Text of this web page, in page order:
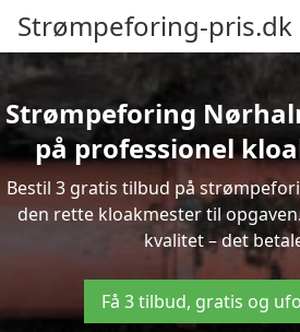
Strømpeforing-pris.dk
Strømpeforing
på professionel
Bestil 3 gratis tilbud på
den rette kloakmester til
kvalitet – det
Få 3 tilbud, gratis og